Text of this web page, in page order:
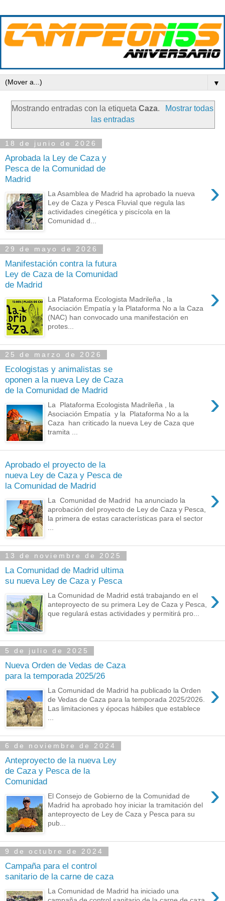
▼
Mostrando entradas con la etiquetaCaza.
Mostrar todas
las entradas
18 de junio de 2026
Aprobada la Ley de Caza y
Pesca de la Comunidad de
Madrid
›
La Asamblea de Madrid ha aprobado la nueva
Ley de Caza y Pesca Fluvial que regula las
actividades cinegética y piscícola en la
Comunidad d...
29 de mayo de 2026
Manifestación contra la futura
Ley de Caza de la Comunidad
de Madrid
›
La Plataforma Ecologista Madrileña , la
Asociación Empatía y la Plataforma No a la Caza
(NAC) han convocado una manifestación en
protes...
25 de marzo de 2026
Ecologistas y animalistas se
oponen a la nueva Ley de Caza
de la Comunidad de Madrid
›
La Plataforma Ecologista Madrileña , la
Asociación Empatía y la Plataforma No a la
Caza han criticado la nueva Ley de Caza que
tramita ...
Aprobado el proyecto de la
nueva Ley de Caza y Pesca de
la Comunidad de Madrid
›
La Comunidad de Madrid ha anunciado la
aprobación del proyecto de Ley de Caza y Pesca,
la primera de estas características para el sector
13 de noviembre de 2025
La Comunidad de Madrid ultima
su nueva Ley de Caza y Pesca
›
La Comunidad de Madrid está trabajando en el
anteproyecto de su primera Ley de Caza y Pesca,
que regulará estas actividades y permitirá pro...
5 de julio de 2025
Nueva Orden de Vedas de Caza
para la temporada 2025/26
›
La Comunidad de Madrid ha publicado la Orden
de Vedas de Caza para la temporada 2025/2026.
Las limitaciones y épocas hábiles que establece
6 de noviembre de 2024
Anteproyecto de la nueva Ley
de Caza y Pesca de la
Comunidad
›
El Consejo de Gobierno de la Comunidad de
Madrid ha aprobado hoy iniciar la tramitación del
anteproyecto de Ley de Caza y Pesca para su
pub...
9 de octubre de 2024
Campaña para el control
sanitario de la carne de caza
La Comunidad de Madrid ha iniciado una